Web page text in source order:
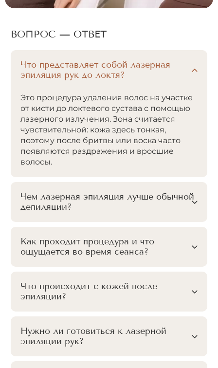
ВОПРОС — ОТВЕТ
Что представляет собой лазерная
эпиляция рук до локтя?
Это процедура удаления волос на участке
от кисти до локтевого сустава с помощью
лазерного излучения. Зона считается
чувствительной: кожа здесь тонкая,
поэтому после бритвы или воска часто
появляются раздражения и вросшие
волосы.
Чем лазерная эпиляция лучше обычной
депиляции?
Как проходит процедура и что
ощущается во время сеанса?
Что происходит с кожей после
эпиляции?
Нужно ли готовиться к лазерной
эпиляции рук?